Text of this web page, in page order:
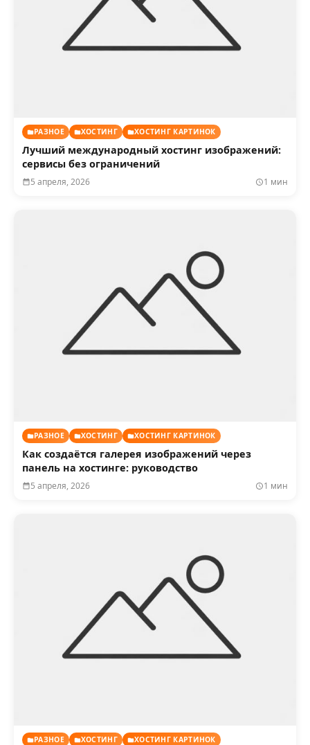
РАЗНОЕ ХОСТИНГ ХОСТИНГ КАРТИНОК
Лучший международный хостинг изображений:
сервисы без ограничений
5 апреля, 2026 1 мин
РАЗНОЕ ХОСТИНГ ХОСТИНГ КАРТИНОК
Как создаётся галерея изображений через
панель на хостинге: руководство
5 апреля, 2026 1 мин
РАЗНОЕ ХОСТИНГ ХОСТИНГ КАРТИНОК